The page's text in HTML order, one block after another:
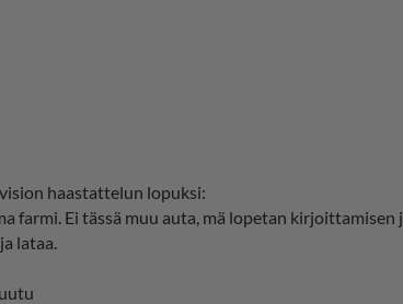
haastattelun lopuksi:
farmi. Ei tässä muu auta, mä lopetan kirjoittamisen
lataa.